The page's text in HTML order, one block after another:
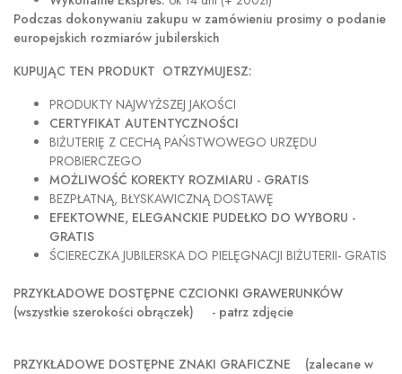
Podczas dokonywaniu zakupu w zamówieniu prosimy o podanie
europejskich rozmiarów jubilerskich
KUPUJĄC TEN PRODUKT OTRZYMUJESZ:
PRODUKTY NAJWYŻSZEJ JAKOŚCI
CERTYFIKAT AUTENTYCZNOŚCI
BIŻUTERIĘ Z CECHĄ PAŃSTWOWEGO URZĘDU
PROBIERCZEGO
MOŻLIWOŚĆ KOREKTY ROZMIARU - GRATIS
BEZPŁATNĄ, BŁYSKAWICZNĄ DOSTAWĘ
EFEKTOWNE, ELEGANCKIE PUDEŁKO DO WYBORU -
GRATIS
ŚCIERECZKA JUBILERSKA DO PIELĘGNACJI BIŻUTERII- GRATIS
PRZYKŁADOWE DOSTĘPNE CZCIONKI GRAWERUNKÓW
(wszystkie szerokości obrączek) - patrz zdjęcie
PRZYKŁADOWE DOSTĘPNE ZNAKI GRAFICZNE (zalecane w